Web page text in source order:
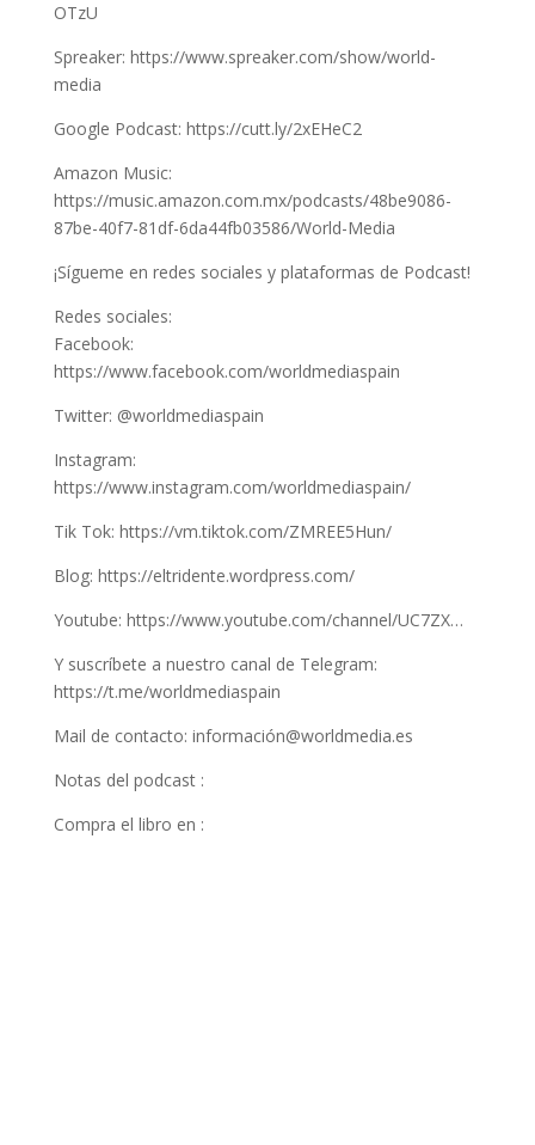
OTzU
Spreaker: https://www.spreaker.com/show/world-
media
Google Podcast: https://cutt.ly/2xEHeC2
Amazon Music:
https://music.amazon.com.mx/podcasts/48be9086-
87be-40f7-81df-6da44fb03586/World-Media
¡Sígueme en redes sociales y plataformas de Podcast!
Redes sociales:
Facebook:
https://www.facebook.com/worldmediaspain
Twitter: @worldmediaspain
Instagram:
https://www.instagram.com/worldmediaspain/
Tik Tok: https://vm.tiktok.com/ZMREE5Hun/
Blog: https://eltridente.wordpress.com/
Youtube: https://www.youtube.com/channel/UC7ZX…
Y suscríbete a nuestro canal de Telegram:
https://t.me/worldmediaspain
Mail de contacto: información@worldmedia.es
Notas del podcast :
Compra el libro en :